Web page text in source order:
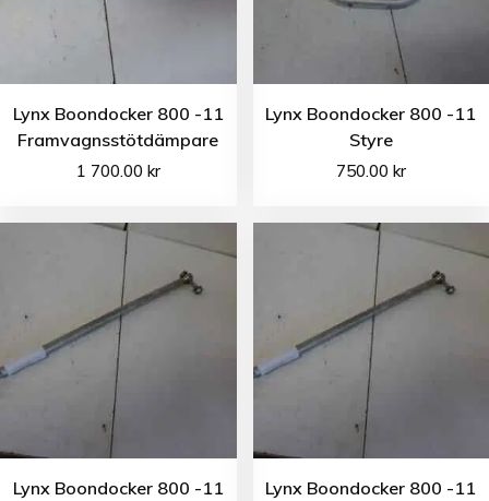
Lynx Boondocker 800 -11
Framvagnsstötdämpare
1 700.00 kr
Lynx Boondocker 800 -11
Styre
750.00 kr
Lynx Boondocker 800 -11
Lynx Boondocker 800 -11